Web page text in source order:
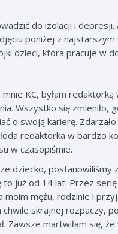
do izolacji i
poniżej z
dzieci, która pracuje w
KC, byłam
Wszystko się zmieniło,
o swoją karierę.
redaktorka w bardzo
w czasopiśmie.
dziecko,
już od 14 lat. Przez
mężu, rodzinie i
chwile skrajnej rozpaczy,
Zawsze martwiłam się,